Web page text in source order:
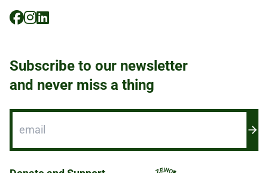
Icons
Subscribe to our newsletter
and never miss a thing